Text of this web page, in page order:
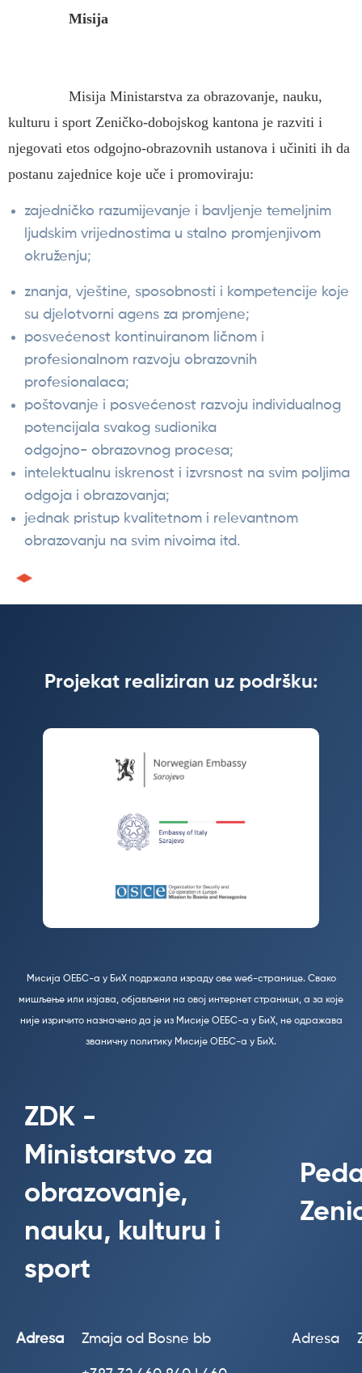
Misija
Misija Ministarstva za obrazovanje, nauku,
kulturu i sport Zeničko-dobojskog kantona je razviti i
njegovati etos odgojno-obrazovnih ustanova i učiniti ih da
postanu zajednice koje uče i promoviraju:
zajedničko razumijevanje i bavljenje temeljnim
ljudskim vrijednostima u stalno promjenjivom
okruženju;
znanja, vještine, sposobnosti i kompetencije koje
su djelotvorni agens za promjene;
posvećenost kontinuiranom ličnom i
profesionalnom razvoju obrazovnih
profesionalaca;
poštovanje i posvećenost razvoju individualnog
potencijala svakog sudionika
odgojno- obrazovnog procesa;
intelektualnu iskrenost i izvrsnost na svim poljima
odgoja i obrazovanja;
jednak pristup kvalitetnom i relevantnom
obrazovanju na svim nivoima itd.
Projekat realiziran uz podršku:
Мисија ОЕБС-а у БиХ подржала израду ове wеб-странице. Свако
мишљење или изјава, објављени на овој интернет страници, а за које
није изричито назначено да је из Мисије ОЕБС-а у БиХ, не одражава
званичну политику Мисије ОЕБС-а у БиХ.
ZDK -
Ministarstvo za
obrazovanje,
nauku, kulturu i
sport
Adresa Zmaja od Bosne bb Adresa